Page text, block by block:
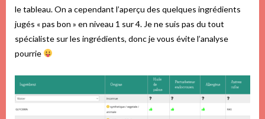
le tableau. On a cependant l’aperçu des quelques ingrédients
jugés « pas bon » en niveau 1 sur 4. Je ne suis pas du tout
spécialiste sur les ingrédients, donc je vous évite l’analyse
pourrie